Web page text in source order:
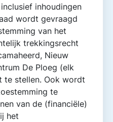
inhoudingen
wordt gevraagd
van het
trekkingsrecht
Nieuw
De Ploeg (elk
te stellen. Ook wordt
te
van de (financiële)
het